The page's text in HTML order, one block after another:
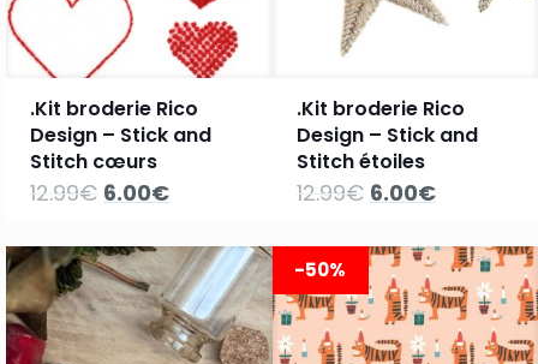
.Kit broderie Rico
Design – Stick and
Stitch cœurs
12.99€ Le
était :
12.99€.
6.00€Le
est :
6.00€.
.Kit broderie Rico
Design – Stick and
Stitch étoiles
12.99€ Le
était :
12.99€.
6.00€Le
est :
6.00€.
-50%